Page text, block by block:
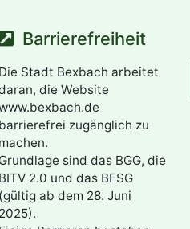
Barrierefreiheit
Stadt Bexbach arbeitet
die Website
zugänglich zu
sind das BGG, die
2.0 und das BFSG
ab dem 28. Juni